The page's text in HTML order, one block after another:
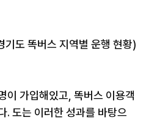
도 똑버스 지역별 운행 현황)
가입해있고, 똑버스 이용객
. 도는 이러한 성과를 바탕으